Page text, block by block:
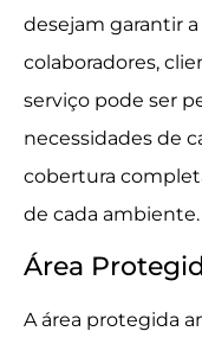
desejam garantir
colaboradores,
serviço pode ser
necessidades de
cobertura
de cada ambiente.
Área
A área protegida